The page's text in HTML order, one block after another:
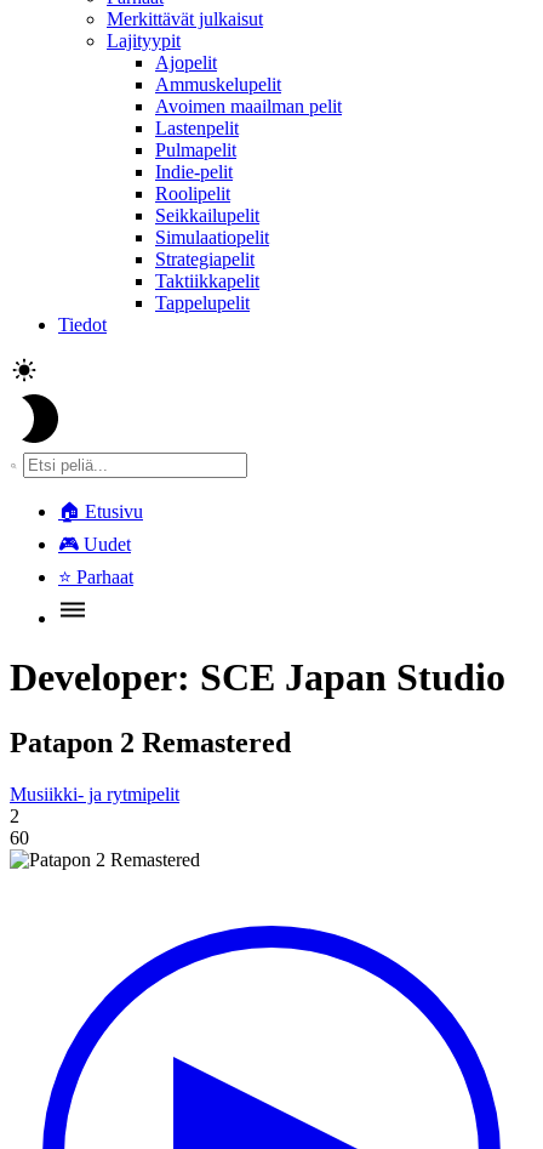
Merkittävät julkaisut
Lajityypit
Ajopelit
Ammuskelupelit
Avoimen maailman pelit
Lastenpelit
Pulmapelit
Indie-pelit
Roolipelit
Seikkailupelit
Simulaatiopelit
Strategiapelit
Taktiikkapelit
Tappelupelit
Tiedot
🏠 Etusivu
🎮 Uudet
⭐ Parhaat
Developer: SCE Japan Studio
Patapon 2 Remastered
Musiikki- ja rytmipelit
2
60